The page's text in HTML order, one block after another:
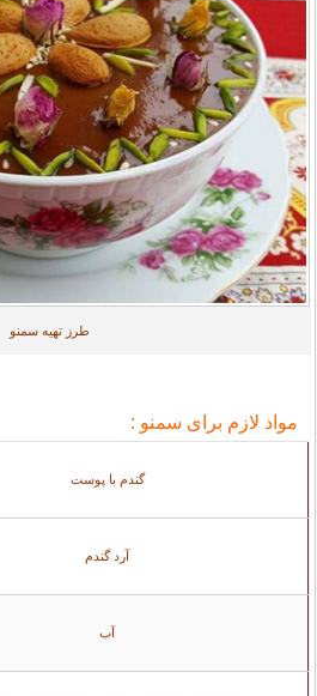
طرز تهيه سمنو
مواد لازم برای سمنو :
گندم با پوست
آرد گندم
آب